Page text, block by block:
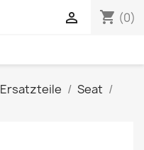
shopping_cart (0)

Ersatzteile
Seat